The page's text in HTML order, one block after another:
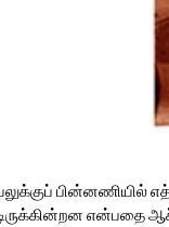
பின்னணியில்
என்பதை